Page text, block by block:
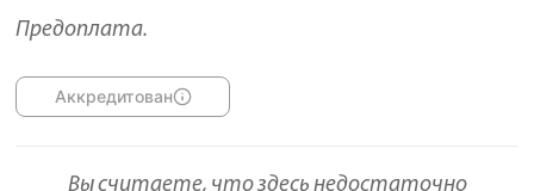
Предоплата.
Аккредитован
Вы считаете, что здесь недостаточно